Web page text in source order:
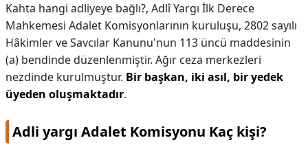
Kahta hangi adliyeye bağlı?, Adlî Yargı İlk Derece
Mahkemesi Adalet Komisyonlarının kuruluşu, 2802 sayılı
Hâkimler ve Savcılar Kanunu'nun 113 üncü maddesinin
(a) bendinde düzenlenmiştir. Ağır ceza merkezleri
nezdinde kurulmuştur. Bir başkan, iki asıl, bir yedek
üyeden oluşmaktadır.
Adli yargı Adalet Komisyonu Kaç kişi?